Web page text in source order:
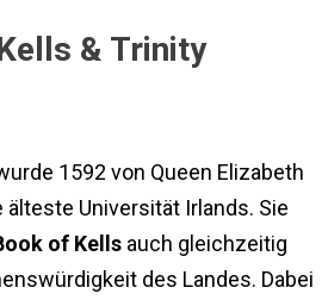
& Trinity
1592 von Queen Elizabeth
Universität Irlands. Sie
of Kells auch gleichzeitig
des Landes. Dabei